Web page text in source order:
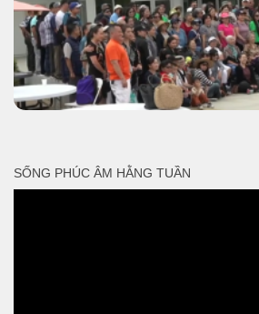
SỐNG PHÚC ÂM HẰNG TUẦN